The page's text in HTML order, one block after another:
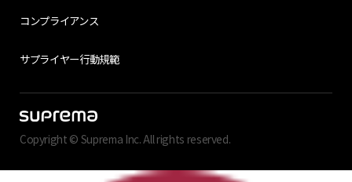
コンプライアンス
サプライヤー行動規範
Copyright © Suprema Inc. All rights reserved.